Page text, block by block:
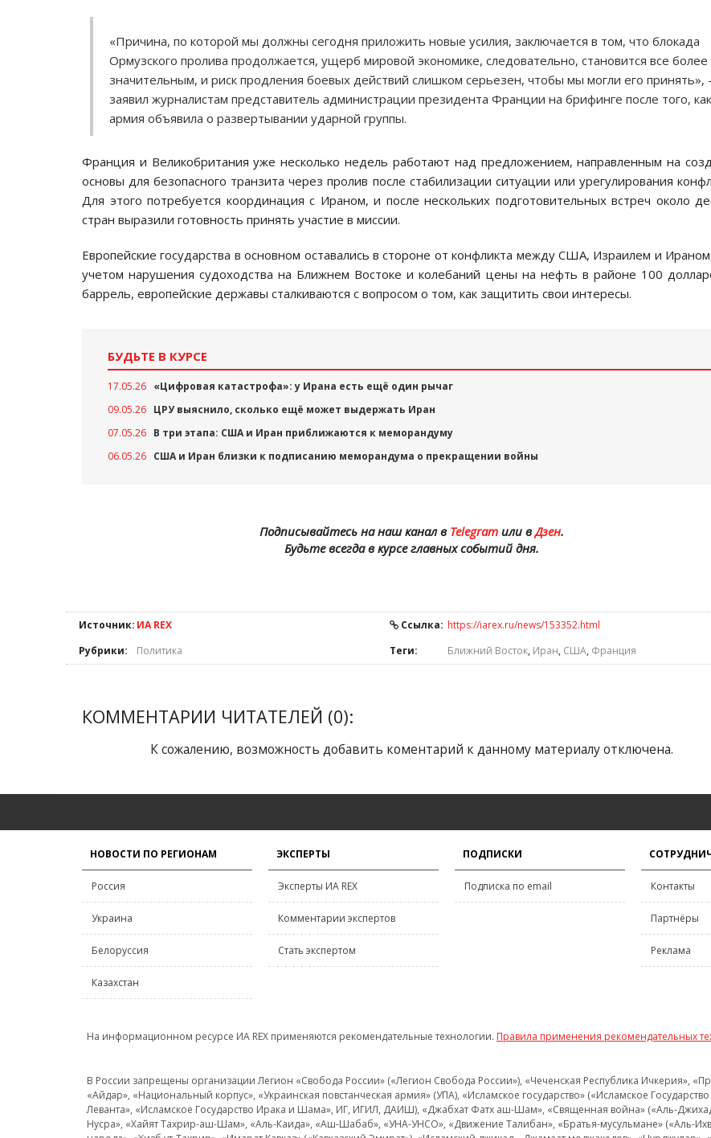
«Причина, по которой мы должны сегодня приложить новые усилия, заключается в том, что блокада
Ормузского пролива продолжается, ущерб мировой экономике, следовательно, становится все более
значительным, и риск продления боевых действий слишком серьезен, чтобы мы могли его
заявил журналистам представитель администрации президента Франции на брифинге после того, как
армия объявила о развертывании ударной группы.
Франция и Великобритания уже несколько недель работают над предложением, направленным на
основы для безопасного транзита через пролив после стабилизации ситуации или урегулирования
Для этого потребуется координация с Ираном, и после нескольких подготовительных встреч около
стран выразили готовность принять участие в миссии.
Европейские государства в основном оставались в стороне от конфликта между США, Израилем и
учетом нарушения судоходства на Ближнем Востоке и колебаний цены на нефть в районе 100
баррель, европейские державы сталкиваются с вопросом о том, как защитить свои интересы.
БУДЬТЕ В КУРСЕ
17.05.26 «Цифровая катастрофа»: у Ирана есть ещё один рычаг
09.05.26 ЦРУ выяснило, сколько ещё может выдержать Иран
07.05.26 В три этапа: США и Иран приближаются к меморандуму
06.05.26 США и Иран близки к подписанию меморандума о прекращении войны
Подписывайтесь на наш канал в Telegramили вДзен.
Будьте всегда в курсе главных событий дня.
Источник: ИА REX Ссылка: https://iarex.ru/news/153352.html
Рубрики:
Политика Теги: Ближний Восток, Иран, США, Франция
КОММЕНТАРИИ ЧИТАТЕЛЕЙ (0):
К сожалению, возможность добавить коментарий к данному материалу отключена.
НОВОСТИ ПО РЕГИОНАМ
Россия
Украина
Белоруссия
Казахстан
ЭКСПЕРТЫ
Эксперты ИА REX
Комментарии экспертов
Стать экспертом
ПОДПИСКИ
Подписка по email Контакты
Партнёры
Реклама
На информационном ресурсе ИА REX применяются рекомендательные технологии. Правила применения рекомендательных
В России запрещены организации Легион «Свобода России» («Легион Свобода России»), «Чеченская Республика Ичкерия»,
«Айдар», «Национальный корпус», «Украинская повстанческая армия» (УПА), «Исламское государство» («Исламское
Леванта», «Исламское Государство Ирака и Шама», ИГ, ИГИЛ, ДАИШ), «Джабхат Фатх аш-Шам», «Священная война» («Аль-
Нусра», «Хайят Тахрир-аш-Шам», «Аль-Каида», «Аш-Шабаб», «УНА-УНСО», «Движение Талибан», «Братья-мусульмане» («Аль-